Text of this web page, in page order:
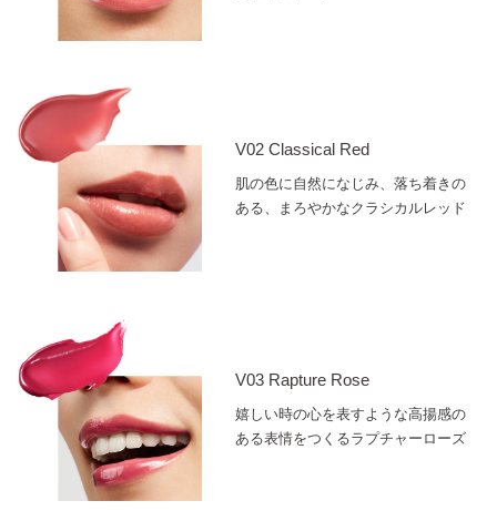
V02 Classical Red
肌の色に自然になじみ、落ち着きの
ある、まろやかなクラシカルレッド
V03 Rapture Rose
嬉しい時の心を表すような高揚感の
ある表情をつくるラプチャーローズ